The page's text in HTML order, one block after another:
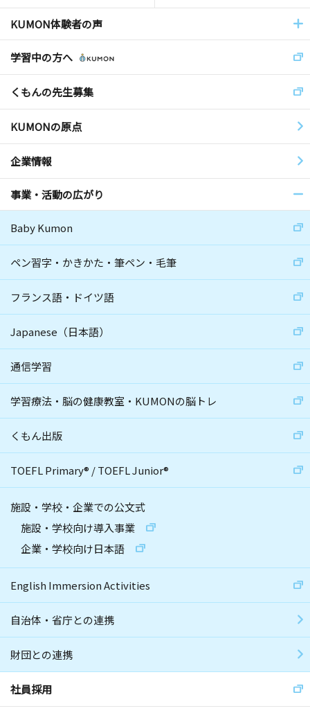
KUMON体験者の声
学習中の方へ
くもんの先生募集
KUMONの原点
企業情報
事業・活動の広がり
Baby Kumon
ペン習字・かきかた・筆ペン・毛筆
フランス語・ドイツ語
Japanese（日本語）
通信学習
学習療法・脳の健康教室・KUMONの脳トレ
くもん出版
TOEFL Primary® /TOEFL Junior®
施設・学校・企業での公文式
施設・学校向け導入事業
企業・学校向け日本語
English Immersion Activities
自治体・省庁との連携
財団との連携
社員採用